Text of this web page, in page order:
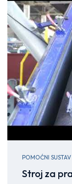
POMOĆNI SUSTAV
Stroj za